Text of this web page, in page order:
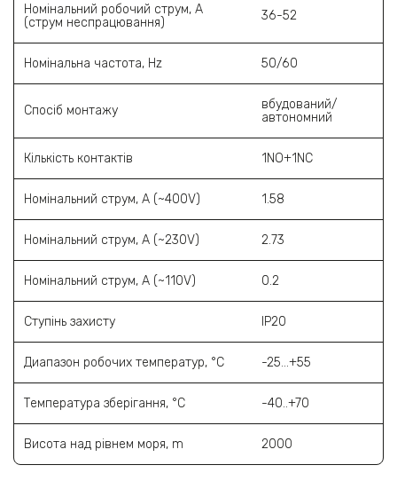
Номінальний робочий струм, А
(струм неспрацювання)
36-52
Номінальна частота, Hz 50/60
Спосіб монтажу
вбудований/
автономний
Кількість контактів 1NO+1NC
Номінальний струм, А (~400V) 1.58
Номінальний струм, А (~230V) 2.73
Номінальний струм, А (~110V) 0.2
Ступінь захисту IP20
Диапазон робочих температур, °C -25...+55
Температура зберігання, °C -40..+70
Висота над рівнем моря, m 2000